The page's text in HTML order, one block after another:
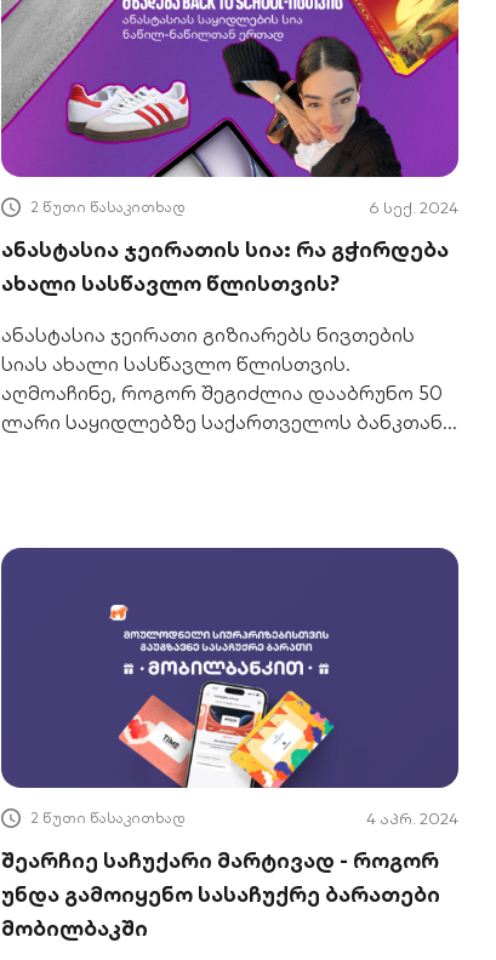
2 წუთი წასაკითხად 6 სექ. 2024
ანასტასია ჯეირათის სია: რა გჭირდება
ახალი სასწავლო წლისთვის?
ანასტასია ჯეირათი გიზიარებს ნივთების
სიას ახალი სასწავლო წლისთვის.
აღმოაჩინე, როგორ შეგიძლია დააბრუნო 50
ლარი საყიდლებზე საქართველოს ბანკთან
2 წუთი წასაკითხად 4 აპრ. 2024
შეარჩიე საჩუქარი მარტივად - როგორ
უნდა გამოიყენო სასაჩუქრე ბარათები
მობილბაკში